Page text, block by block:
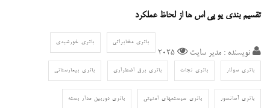
تقسیم بندی یو پی اس ها از لحاظ عملکرد
نویسنده : مدیر سایت 2025
باتری مخابراتی باتری خورشیدی
باتری سولار باتری نجات باتری برق اضطراری باتری بیمارستانی
باتری آسانسور باتری سیستمهای امنیتی باتری دوربین مدار بسته